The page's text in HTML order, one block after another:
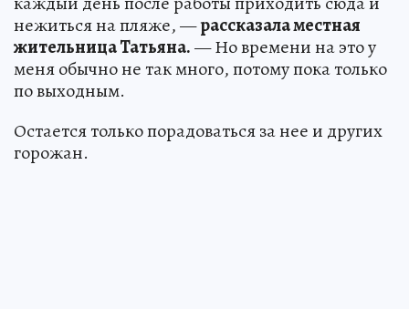
нежиться на пляже, —рассказала местная
жительница Татьяна.— Но времени на это у
меня обычно не так много, потому пока только
по выходным.
Остается только порадоваться за нее и других
горожан.